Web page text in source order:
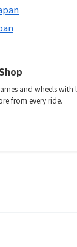
and wheels
from every ride.